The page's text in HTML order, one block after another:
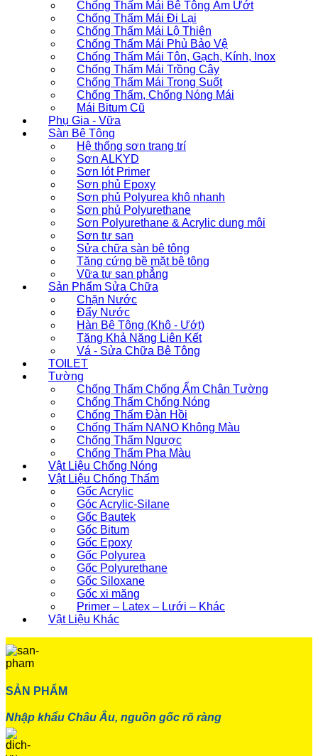
Chống Thấm Mái Bê Tông Ẩm Ướt
Chống Thấm Mái Đi Lại
Chống Thấm Mái Lộ Thiên
Chống Thấm Mái Phủ Bảo Vệ
Chống Thấm Mái Tôn, Gạch, Kính, Inox
Chống Thấm Mái Trồng Cây
Chống Thấm Mái Trong Suốt
Chống Thấm, Chống Nóng Mái
Mái Bitum Cũ
Phụ Gia - Vữa
Sàn Bê Tông
Hệ thống sơn trang trí
Sơn ALKYD
Sơn lót Primer
Sơn phủ Epoxy
Sơn phủ Polyurea khô nhanh
Sơn phủ Polyurethane
Sơn Polyurethane & Acrylic dung môi
Sơn tự san
Sửa chữa sàn bê tông
Tăng cứng bề mặt bê tông
Vữa tự san phẳng
Sản Phẩm Sửa Chữa
Chặn Nước
Đẩy Nước
Hàn Bê Tông (Khô - Ướt)
Tăng Khả Năng Liên Kết
Vá - Sửa Chữa Bê Tông
TOILET
Tường
Chống Thấm Chống Ẩm Chân Tường
Chống Thấm Chống Nóng
Chống Thấm Đàn Hồi
Chống Thấm NANO Không Màu
Chống Thấm Ngược
Chống Thấm Pha Màu
Vật Liệu Chống Nóng
Vật Liệu Chống Thấm
Gốc Acrylic
Góc Acrylic-Silane
Gốc Bautek
Gốc Bitum
Gốc Epoxy
Gốc Polyurea
Gốc Polyurethane
Gốc Siloxane
Gốc xi măng
Primer – Latex – Lưới – Khác
Vật Liệu Khác
SẢN PHẨM
Nhập khẩu Châu Âu, nguồn gốc rõ ràng